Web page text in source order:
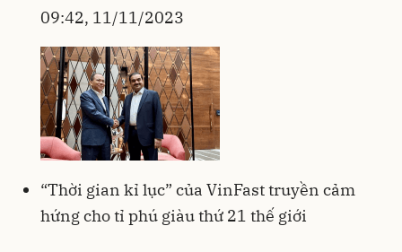
09:42, 11/11/2023
“Thời gian kỉ lục” của VinFast truyền cảm
hứng cho tỉ phú giàu thứ 21 thế giới